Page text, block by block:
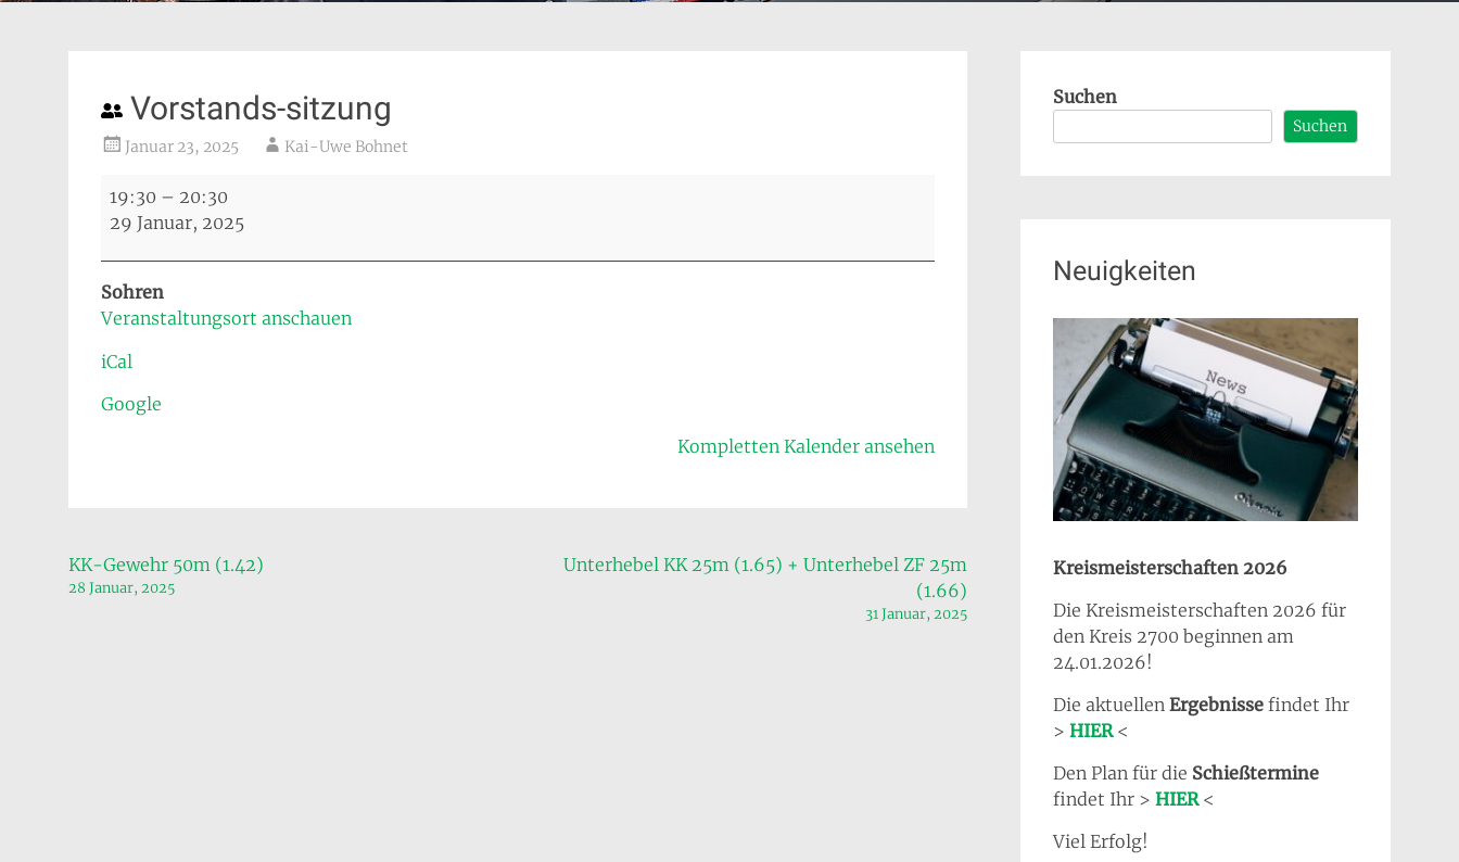
Vorstands-sitzung
Januar 23, 2025 Kai-Uwe Bohnet
Vorstands-
sitzung
19:30 – 20:30
29 Januar, 2025
Sohren
Veranstaltungsort anschauen
iCal
Google
Kompletten Kalender ansehen
Beitragsnavigation
KK-Gewehr 50m (1.42)
28 Januar, 2025
Unterhebel KK 25m (1.65) + Unterhebel ZF 25m
(1.66)
31 Januar, 2025
Suchen
Suchen
Neuigkeiten
Kreismeisterschaften 2026
Die Kreismeisterschaften 2026 für
den Kreis 2700 beginnen am
24.01.2026!
Die aktuellen Ergebnissefindet Ihr
> HIER<
Den Plan für die Schießtermine
findet Ihr > HIER<
Viel Erfolg!